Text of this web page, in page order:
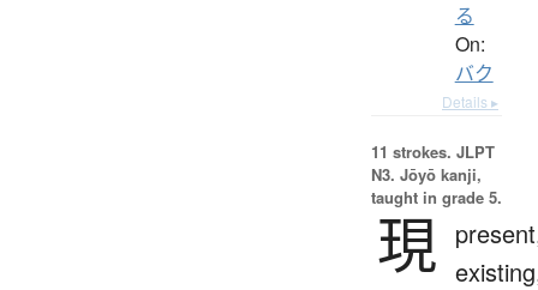
る
On:
バク
Details ▸
11 strokes. JLPT
N3. Jōyō kanji,
taught in grade 5.
現